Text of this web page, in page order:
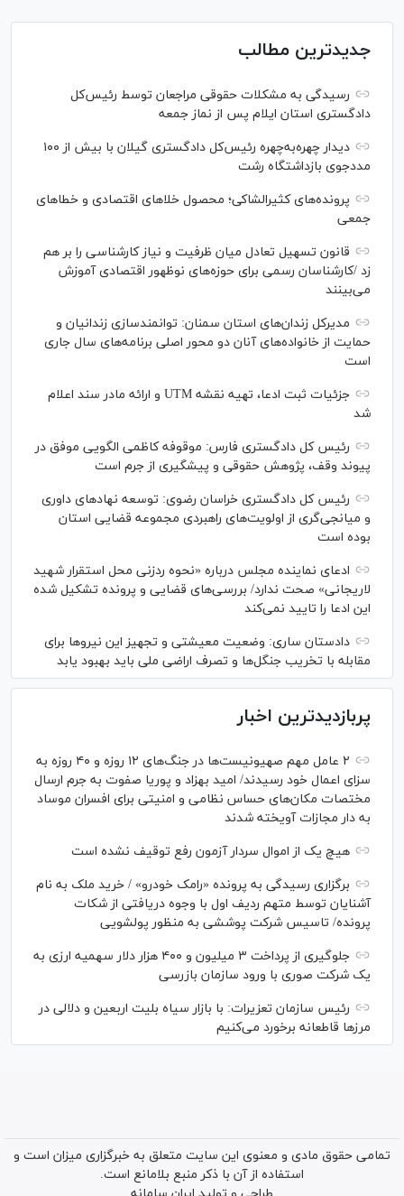
جدیدترین مطالب
رسیدگی به مشکلات حقوقی مراجعان توسط رئیس‌کل
دادگستری استان ایلام پس از نماز جمعه
دیدار چهره‌به‌چهره رئیس‌کل دادگستری گیلان با بیش از ۱۰۰
مددجوی بازداشتگاه رشت
پرونده‌های کثیرالشاکی؛ محصول خلا‌های اقتصادی و خطا‌های
جمعی
قانون تسهیل تعادل میان ظرفیت و نیاز کارشناسی را بر هم
زد /کارشناسان رسمی برای حوزه‌های نوظهور اقتصادی آموزش
می‌بینند
مدیرکل زندان‌های استان سمنان: توانمندسازی زندانیان و
حمایت از خانواده‌های آنان دو محور اصلی برنامه‌های سال جاری
است
جزئیات ثبت ادعا، تهیه نقشه UTM و ارائه مادر سند اعلام
شد
رئیس کل دادگستری فارس: موقوفه کاظمی الگویی موفق در
پیوند وقف، پژوهش حقوقی و پیشگیری از جرم است
رئیس کل دادگستری خراسان رضوی: توسعه نهاد‌های داوری
و میانجی‌گری از اولویت‌های راهبردی مجموعه قضایی استان
بوده است
ادعای نماینده مجلس درباره «نحوه ردزنی محل استقرار شهید
لاریجانی» صحت ندارد/ بررسی‌های قضایی و پرونده تشکیل شده
این ادعا را تایید نمی‌کند
دادستان ساری: وضعیت معیشتی و تجهیز این نیرو‌ها برای
مقابله با تخریب جنگل‌ها و تصرف اراضی ملی باید بهبود یابد
پربازدیدترین اخبار
۲ عامل مهم صهیونیست‌ها در جنگ‌های ۱۲ روزه و ۴۰ روزه به
سزای اعمال خود رسیدند/ امید بهزاد و پوریا صفوت به جرم ارسال
مختصات مکان‌های حساس نظامی و امنیتی برای افسران موساد
به دار مجازات آویخته شدند
هیچ یک از اموال سردار آزمون رفع توقیف نشده است
برگزاری رسیدگی به پرونده «رامک خودرو» / خرید ملک به نام
آشنایان توسط متهم ردیف اول با وجوه دریافتی از شکات
پرونده/ تاسیس شرکت پوششی به منظور پولشویی
جلوگیری از پرداخت ۳ میلیون و ۴۰۰ هزار دلار سهمیه ارزی به
یک شرکت صوری با ورود سازمان بازرسی
رئیس سازمان تعزیرات: با بازار سیاه بلیت اربعین و دلالی در
مرز‌ها قاطعانه برخورد می‌کنیم
تمامی حقوق مادی و معنوی این سایت متعلق به خبرگزاری میزان است و
استفاده از آن با ذکر منبع بلامانع است.